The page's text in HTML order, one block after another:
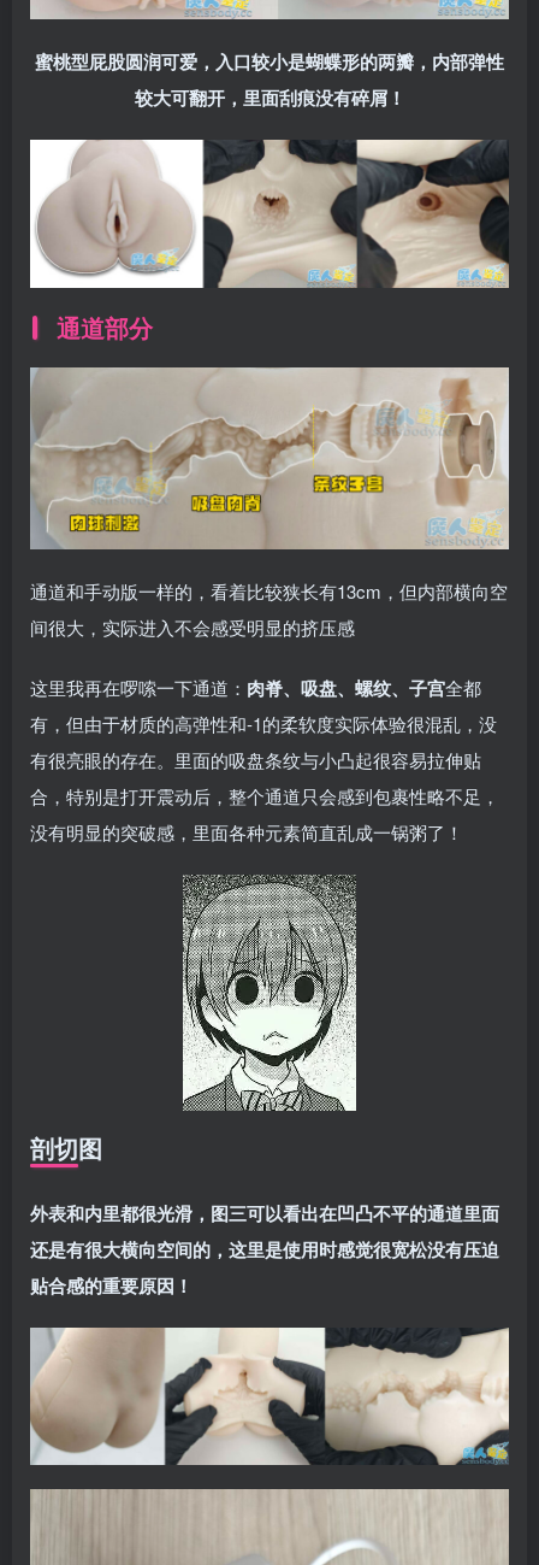
蜜桃型屁股圆润可爱，入口较小是蝴蝶形的两瓣，内部弹性
较大可翻开，里面刮痕没有碎屑！
通道部分
通道和手动版一样的，看着比较狭长有13cm，但内部横向空
间很大，实际进入不会感受明显的挤压感
这里我再在啰嗦一下通道： 肉脊、吸盘、螺纹、子宫全都
有，但由于材质的高弹性和-1的柔软度实际体验很混乱，没
有很亮眼的存在。里面的吸盘条纹与小凸起很容易拉伸贴
合，特别是打开震动后，整个通道只会感到包裹性略不足，
没有明显的突破感，里面各种元素简直乱成一锅粥了！
剖切图
外表和内里都很光滑，图三可以看出在凹凸不平的通道里面
还是有很大横向空间的，这里是使用时感觉很宽松没有压迫
贴合感的重要原因！